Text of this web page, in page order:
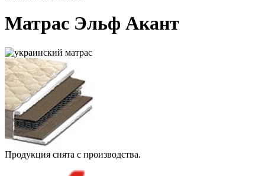
Матрас Эльф Акант
Продукция снята с производства.